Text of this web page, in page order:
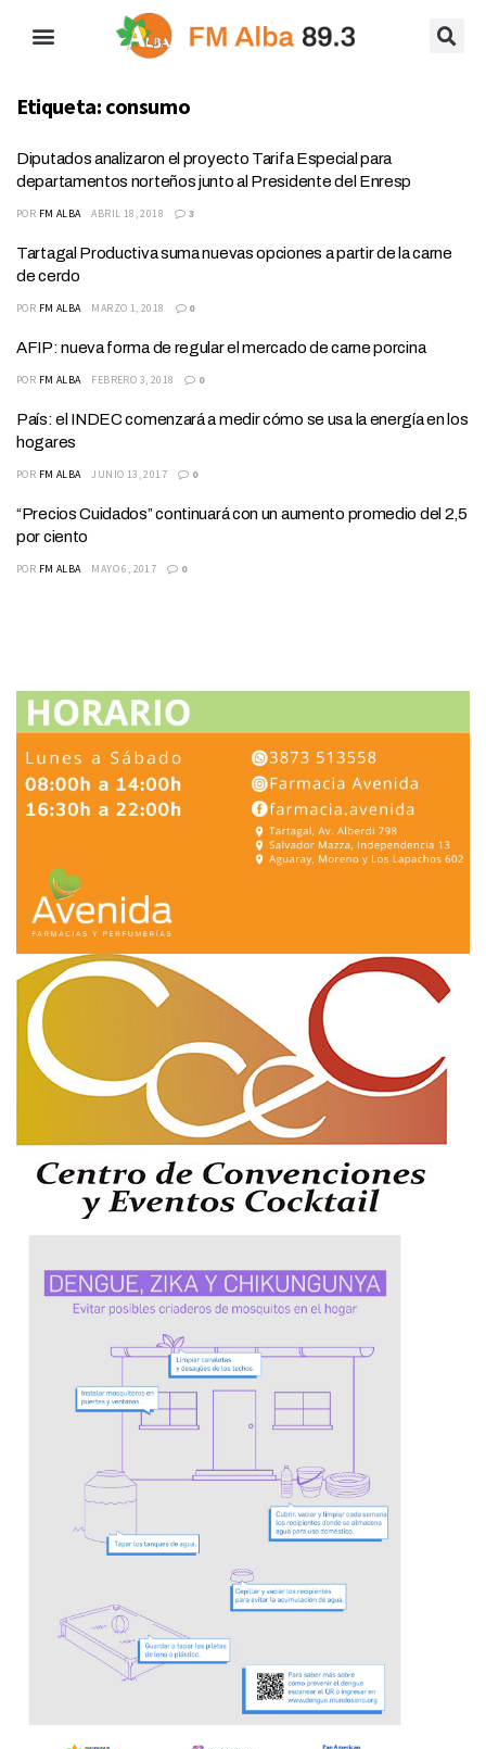
Etiqueta: consumo
Diputados analizaron el proyecto Tarifa Especial para
departamentos norteños junto al Presidente del Enresp
POR FM ALBA ABRIL 18, 2018 3
Tartagal Productiva suma nuevas opciones a partir de la carne
de cerdo
POR FM ALBA MARZO 1, 2018 0
AFIP: nueva forma de regular el mercado de carne porcina
POR FM ALBA FEBRERO 3, 2018 0
País: el INDEC comenzará a medir cómo se usa la energía en los
hogares
POR FM ALBA JUNIO 13, 2017 0
“Precios Cuidados” continuará con un aumento promedio del 2,5
por ciento
POR FM ALBA MAYO 6, 2017 0